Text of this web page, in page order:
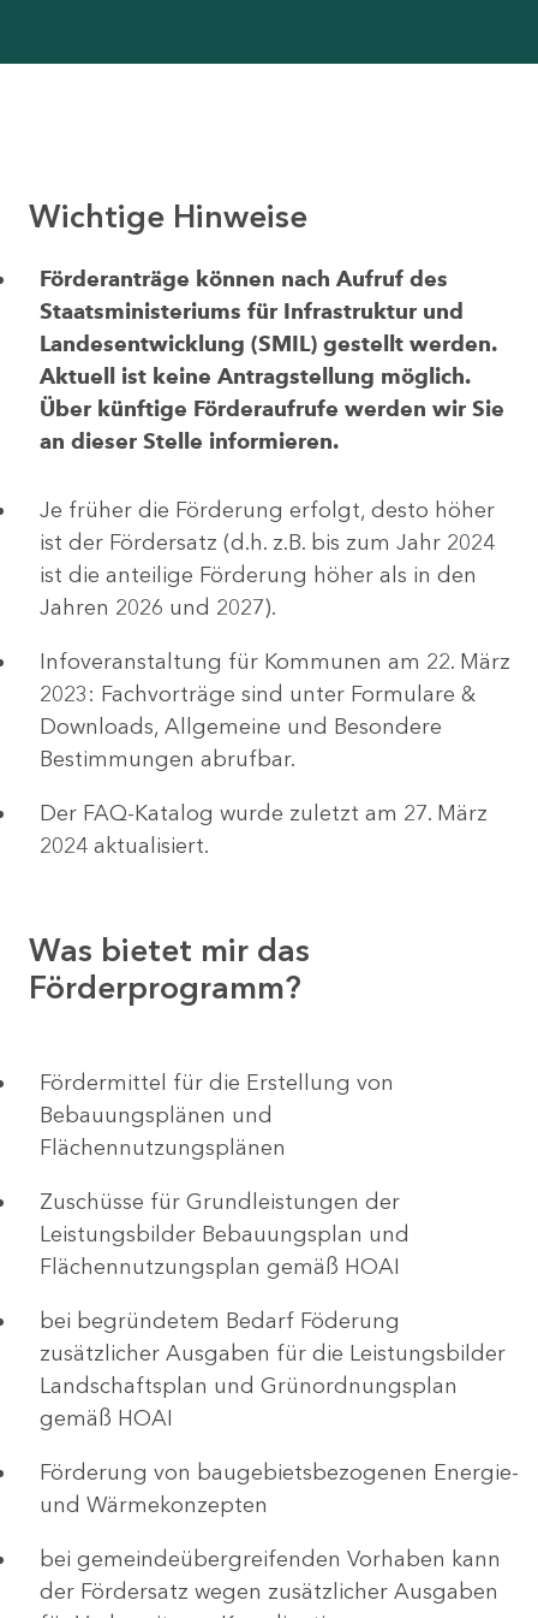
Wichtige Hinweise
Förderanträge können nach Aufruf des
Staatsministeriums für Infrastruktur und
Landesentwicklung (SMIL) gestellt werden.
Aktuell ist keine Antragstellung möglich.
Über künftige Förderaufrufe werden wir Sie
an dieser Stelle informieren.
Je früher die Förderung erfolgt, desto höher
ist der Fördersatz (d.h. z.B. bis zum Jahr 2024
ist die anteilige Förderung höher als in den
Jahren 2026 und 2027).
Infoveranstaltung für Kommunen am 22. März
2023: Fachvorträge sind unter Formulare &
Downloads, Allgemeine und Besondere
Bestimmungen abrufbar.
Der FAQ-Katalog wurde zuletzt am 27. März
2024 aktualisiert.
Was bietet mir das
Förderprogramm?
Fördermittel für die Erstellung von
Bebauungsplänen und
Flächennutzungsplänen
Zuschüsse für Grundleistungen der
Leistungsbilder Bebauungsplan und
Flächennutzungsplan gemäß HOAI
bei begründetem Bedarf Föderung
zusätzlicher Ausgaben für die Leistungsbilder
Landschaftsplan und Grünordnungsplan
gemäß HOAI
Förderung von baugebietsbezogenen Energie-
und Wärmekonzepten
bei gemeindeübergreifenden Vorhaben kann
der Fördersatz wegen zusätzlicher Ausgaben